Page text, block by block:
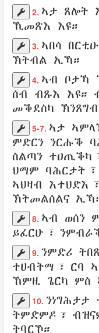
2. ኣታ ጸሎት
ኺመጽእ እዩ።
3. ኣበሳ
ኽትብል ኢኻ።
4. ኣብ ቦታኻ
ሰብ ብጹእ እዩ።
መቕደስካ ኽንጸግብ
5-7. ኣታ
ምድርን ንርሑቕ
ስልጣን ተዐጢቕካ
ህማም ባሕርታት
ኣህዛብ
እተህድእ ፣
ኽትመልሰልና
8. ኣብ ወሰን
ይፈርሁ ፣
9. ንምድሪ
ተሀብትማ ፣ ርባ
ኸምዚ ጌርካ ምስ
10. ንነግሕታታ
ትምድምዶ ፣
ትባርኾ።